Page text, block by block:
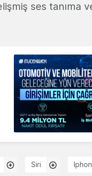
ses tanıma
Siri